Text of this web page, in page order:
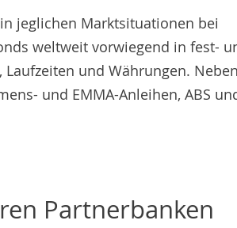
jeglichen Marktsituationen bei
weltweit vorwiegend in fest-
und Währungen. Neben
und EMMA-Anleihen, ABS
Partnerbanken